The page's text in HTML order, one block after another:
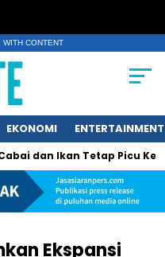
CONTENT
EKONOMI ENTERTAINMENT
Picu Kegelisahan
Ekspansi